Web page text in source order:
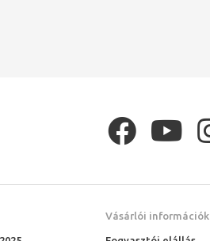
Vásárlói információk